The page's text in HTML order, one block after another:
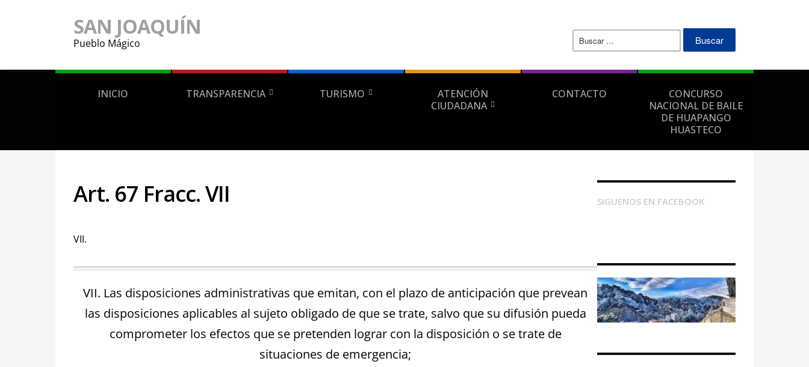
SAN JOAQUÍN
Pueblo Mágico
Buscar:
INICIO TRANSPARENCIA TURISMO
ATENCIÓN
CIUDADANA
CONTACTO
CONCURSO
NACIONAL DE BAILE
DE HUAPANGO
HUASTECO
Art. 67 Fracc. VII
VII.
VII. Las disposiciones administrativas que emitan, con el plazo de anticipación que prevean
las disposiciones aplicables al sujeto obligado de que se trate, salvo que su difusión pueda
comprometer los efectos que se pretenden lograr con la disposición o se trate de
situaciones de emergencia;
SIGUENOS EN FACEBOOK